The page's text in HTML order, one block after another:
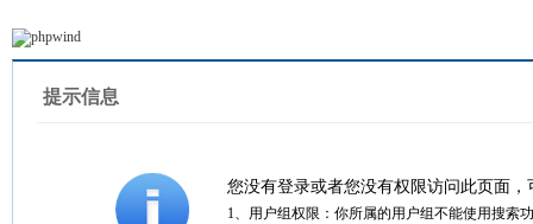
提示信息
您没有登录或者您没有权限访问此页面
1、用户组权限：你所属的用户组不能使用搜索